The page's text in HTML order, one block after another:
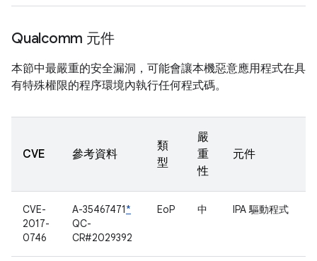
Qualcomm 元件
本節中最嚴重的安全漏洞，可能會讓本機惡意應用程式在具
有特殊權限的程序環境內執行任何程式碼。
CVE 參考資料
類
型
嚴
重
性
元件
CVE-
2017-
0746
A-35467471*
QC-
CR#2029392
EoP 中 IPA 驅動程式